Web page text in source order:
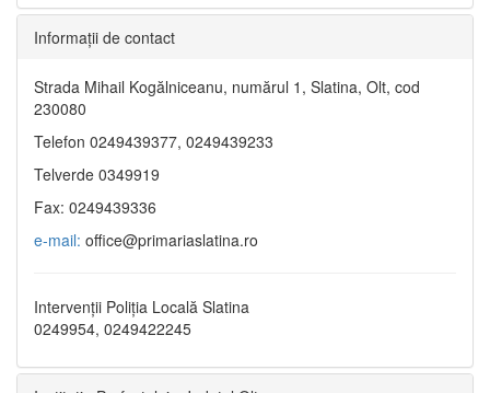
Informaţii de contact
Strada Mihail Kogălniceanu, numărul 1, Slatina, Olt, cod
230080
Telefon 0249439377, 0249439233
Telverde 0349919
Fax: 0249439336
e-mail: office@primariaslatina.ro
Intervenții Poliția Locală Slatina
0249954, 0249422245